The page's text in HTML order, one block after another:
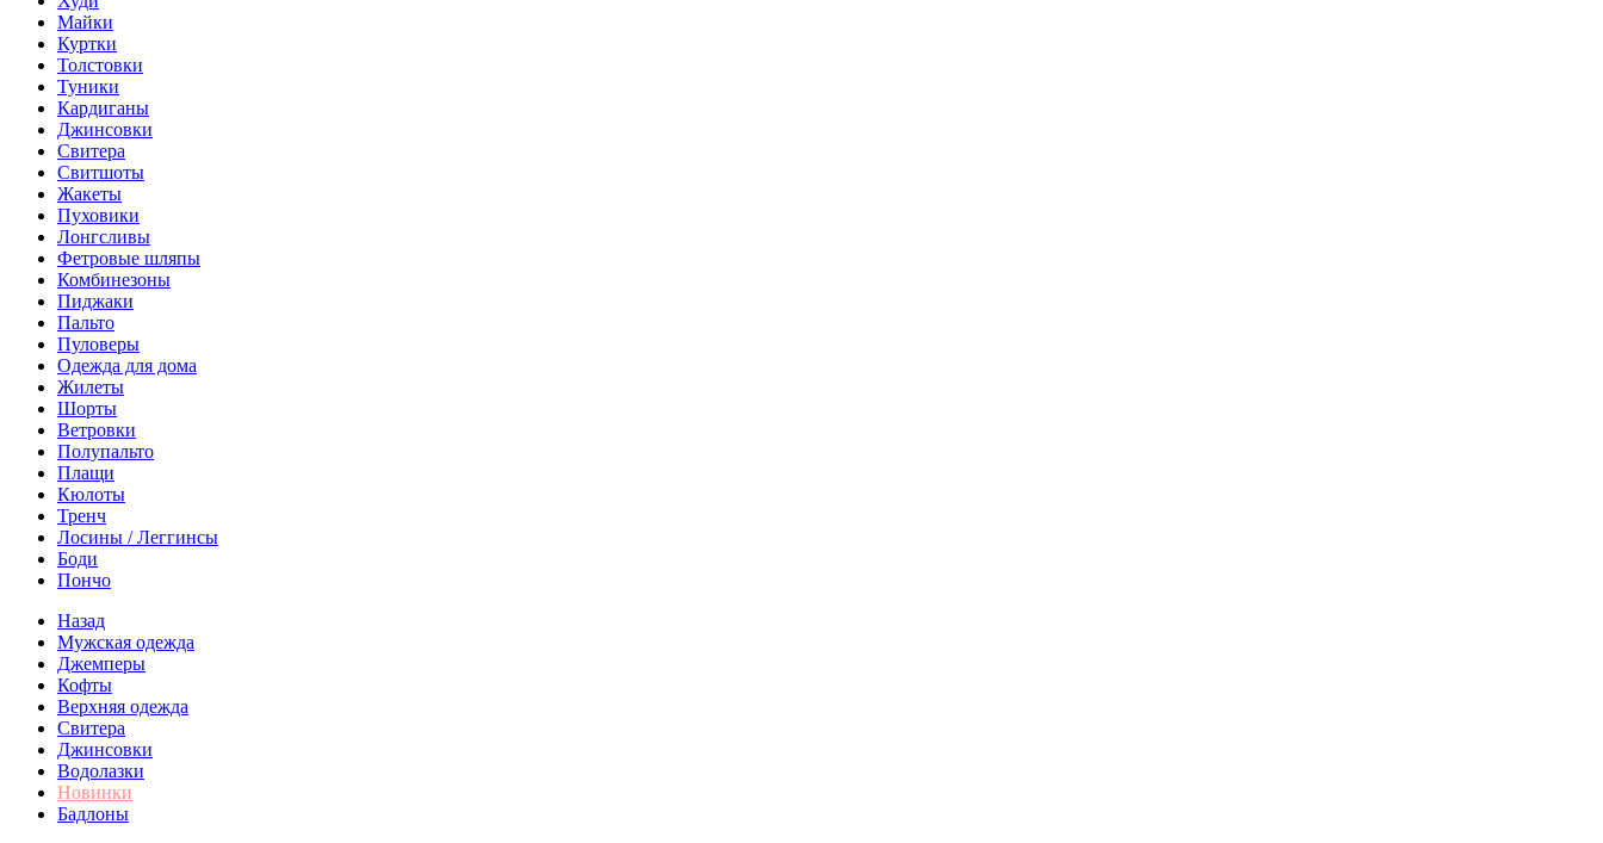
Майки
Куртки
Толстовки
Туники
Кардиганы
Джинсовки
Свитера
Свитшоты
Жакеты
Пуховики
Лонгсливы
Фетровые шляпы
Комбинезоны
Пиджаки
Пальто
Пуловеры
Одежда для дома
Жилеты
Шорты
Ветровки
Полупальто
Плащи
Кюлоты
Тренч
Лосины / Леггинсы
Боди
Пончо
Назад
Мужская одежда
Джемперы
Кофты
Верхняя одежда
Свитера
Джинсовки
Водолазки
Новинки
Бадлоны